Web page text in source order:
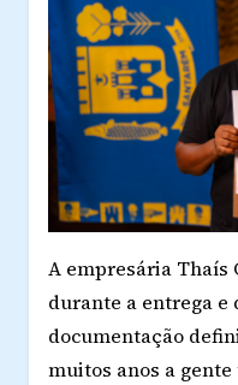
A empresária Thaís
durante a entrega e
documentação
muitos anos a